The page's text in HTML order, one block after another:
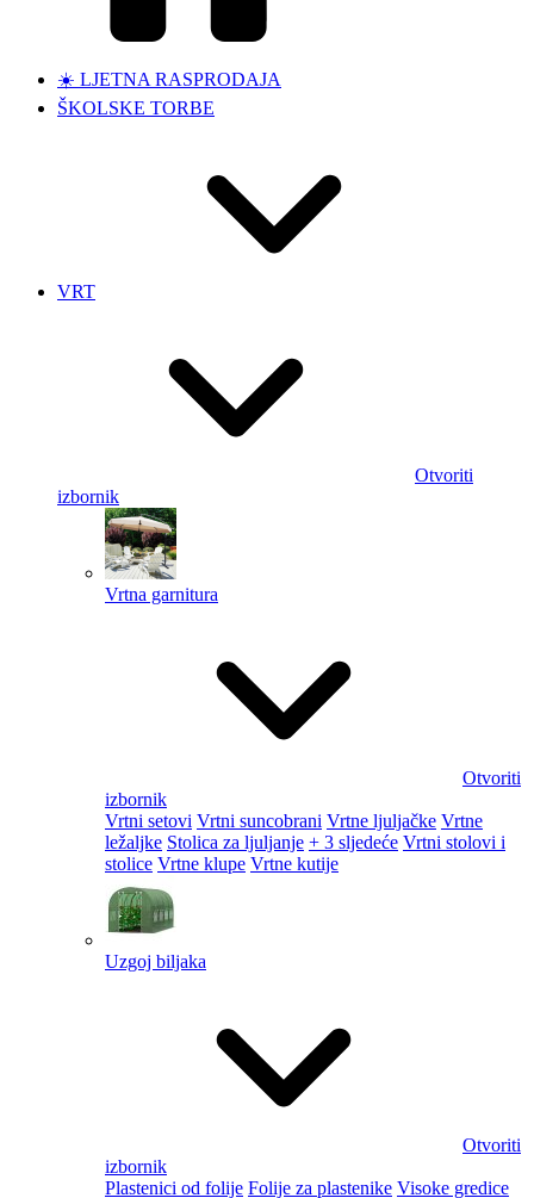
☀️ LJETNA RASPRODAJA
ŠKOLSKE TORBE
VRT
Otvoriti
izbornik
Vrtna garnitura
Otvoriti
izbornik
Vrtni setovi Vrtni suncobrani Vrtne ljuljačke Vrtne
ležaljke Stolica za ljuljanje + 3 sljedeće Vrtni stolovi i
stolice Vrtne klupe Vrtne kutije
Uzgoj biljaka
Otvoriti
izbornik
Plastenici od folije Folije za plastenike Visoke gredice